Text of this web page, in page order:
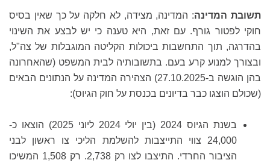
תשובת המדינה: המדינה, מצידה, לא חלקה על כך שאין בסיס
חוקי לפטור גורף. עם זאת, היא טענה כי יש לבצע את השינוי
בהדרגה, תוך התחשבות ביכולות הקליטה המוגבלות של צה"ל,
ובצורך למנוע קרע בעם. בתשובותיה לבית המשפט (שהאחרונה
בהן הוגשה ב-27.10.2025) הצהירה המדינה על הנתונים הבאים
(שכולם הוצגו כבר בדיונים בכנסת על חוק הגיוס):
בשנת הגיוס 2024 (בין יולי 2024 ליוני 2025) הוצאו כ-
24,000 צווי התייצבות להשלמת הליכי צו ראשון לבני
הציבור החרדי. התיצבו לצו רק 2,738. רק 1,508 המשיכו